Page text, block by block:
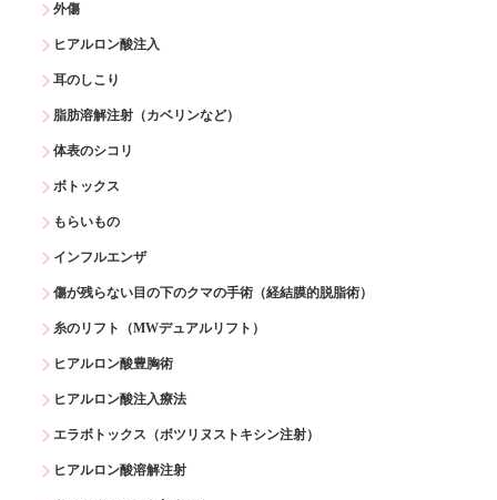
外傷
ヒアルロン酸注入
耳のしこり
脂肪溶解注射（カベリンなど）
体表のシコリ
ボトックス
もらいもの
インフルエンザ
傷が残らない目の下のクマの手術（経結膜的脱脂術）
糸のリフト（MWデュアルリフト）
ヒアルロン酸豊胸術
ヒアルロン酸注入療法
エラボトックス（ボツリヌストキシン注射）
ヒアルロン酸溶解注射